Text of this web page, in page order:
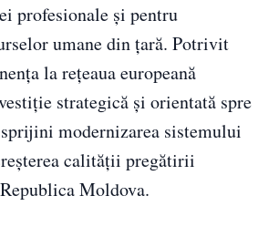
profesionale și pentru
umane din țară. Potrivit
la rețeaua europeană
strategică și orientată spre
modernizarea sistemului
calității pregătirii
Moldova.